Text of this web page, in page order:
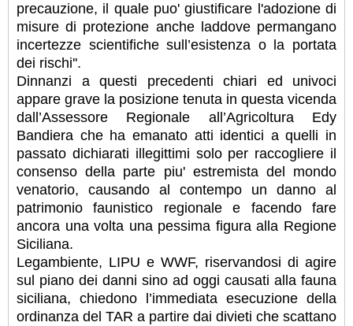
precauzione, il quale puo' giustificare l'adozione di
misure di protezione anche laddove permangano
incertezze scientifiche sull’esistenza o la portata
dei rischi''.
Dinnanzi a questi precedenti chiari ed univoci
appare grave la posizione tenuta in questa vicenda
dall’Assessore Regionale all’Agricoltura Edy
Bandiera che ha emanato atti identici a quelli in
passato dichiarati illegittimi solo per raccogliere il
consenso della parte piu' estremista del mondo
venatorio, causando al contempo un danno al
patrimonio faunistico regionale e facendo fare
ancora una volta una pessima figura alla Regione
Siciliana.
Legambiente, LIPU e WWF, riservandosi di agire
sul piano dei danni sino ad oggi causati alla fauna
siciliana, chiedono l’immediata esecuzione della
ordinanza del TAR a partire dai divieti che scattano